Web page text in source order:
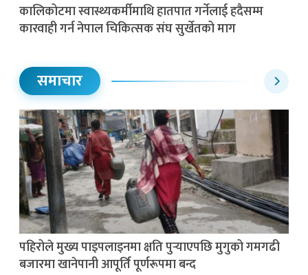
कालिकोटमा स्वास्थ्यकर्मीमाथि हातपात गर्नेलाई हदैसम्म
कारवाही गर्न नेपाल चिकित्सक संघ सुर्खेतको माग
समाचार
पहिरोले मुख्य पाइपलाइनमा क्षति पुर्‍याएपछि मुगुको गमगढी
बजारमा खानेपानी आपूर्ति पूर्णरूपमा बन्द